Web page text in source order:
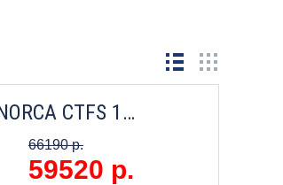
Настенный газовый котел Фондиталь MINORCA CTFS 11 CU
66190 р.
59520 р.